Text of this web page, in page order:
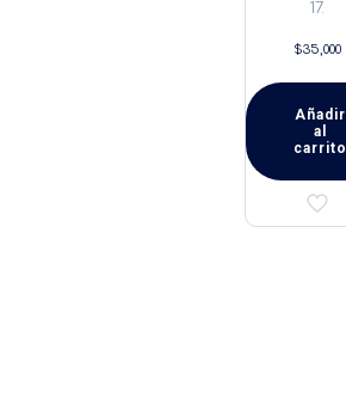
17.
$35,000
Añadir
al
carrito